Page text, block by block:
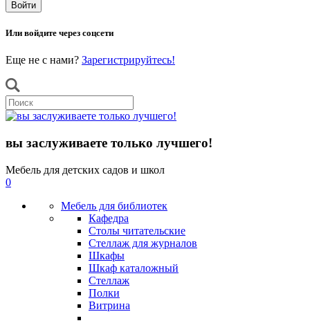
Или войдите через соцсети
Еще не с нами? Зарегистрируйтесь!
вы заслуживаете только лучшего!
Мебель для детских садов и школ
0
Мебель для библиотек
Кафедра
Столы читательские
Стеллаж для журналов
Шкафы
Шкаф каталожный
Стеллаж
Полки
Витрина